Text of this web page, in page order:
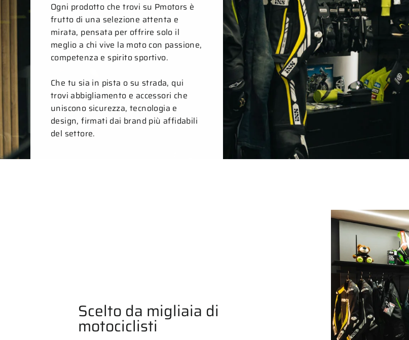
Ogni prodotto che trovi su Pmotors è
frutto di una selezione attenta e
mirata, pensata per offrire solo il
meglio a chi vive la moto con passione,
competenza e spirito sportivo.
Che tu sia in pista o su strada, qui
trovi abbigliamento e accessori che
uniscono sicurezza, tecnologia e
design, firmati dai brand più affidabili
del settore.
Scelto da migliaia di
motociclisti